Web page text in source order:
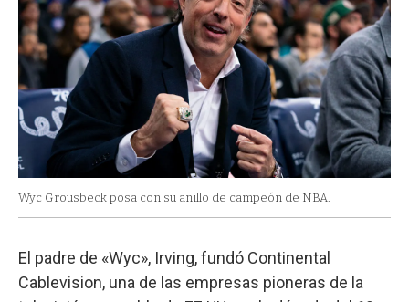
Wyc Grousbeck posa con su anillo de campeón de NBA.
El padre de «Wyc», Irving, fundó Continental
Cablevision, una de las empresas pioneras de la